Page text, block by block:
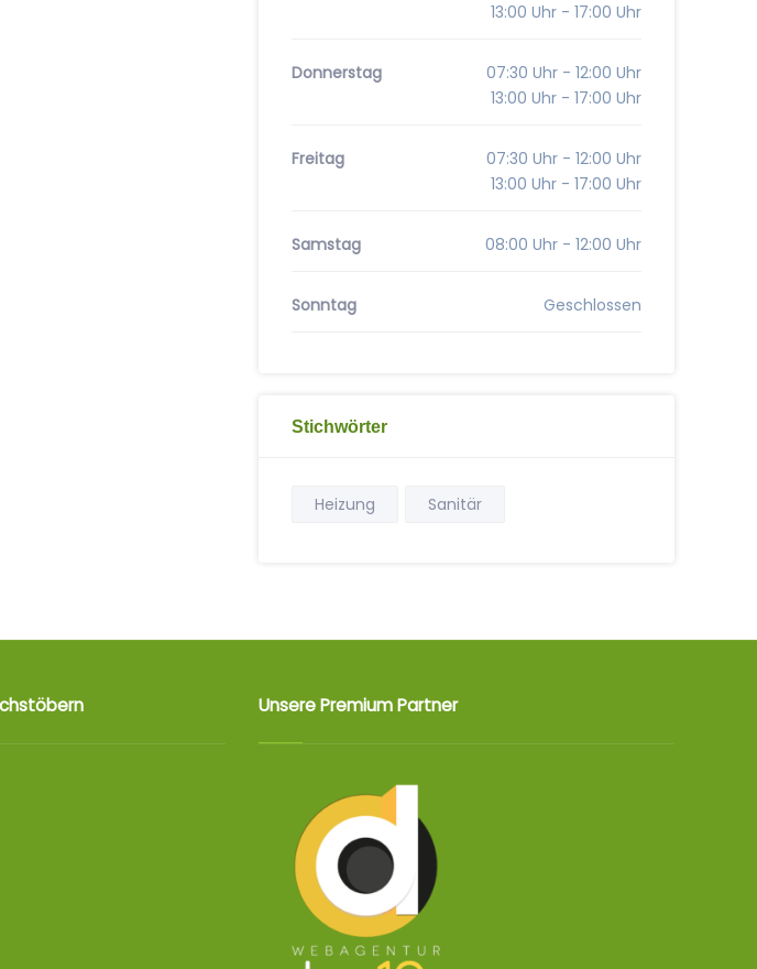
13:00 Uhr - 17:00 Uhr
Donnerstag
07:30 Uhr - 12:00 Uhr
13:00 Uhr - 17:00 Uhr
Freitag
07:30 Uhr - 12:00 Uhr
13:00 Uhr - 17:00 Uhr
Samstag 08:00 Uhr - 12:00 Uhr
Sonntag Geschlossen
Stichwörter
Heizung Sanitär
Unsere Premium Partner